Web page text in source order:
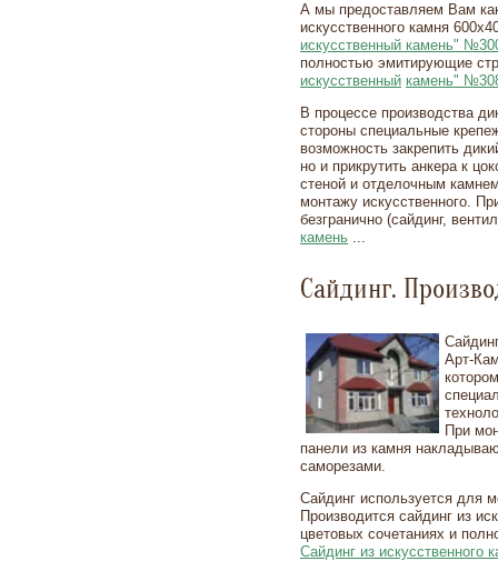
А мы предоставляем Вам
искусственного камня
искусственный камень"
полностью эмитирующие
искусственный камень"
В процессе производства
стороны специальные
возможность закрепить
но и прикрутить анкера к
стеной и отделочным
монтажу искусственного.
безгранично (сайдинг,
камень ...
Сайдинг.
Арт-
При
панели из камня
саморезами.
Сайдинг используется для
Производится сайдинг из
цветовых сочетаниях и
Сайдинг из искусственного